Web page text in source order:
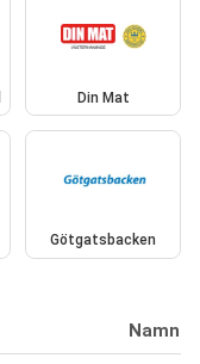
Din Mat
Götgatsbacken
Namn